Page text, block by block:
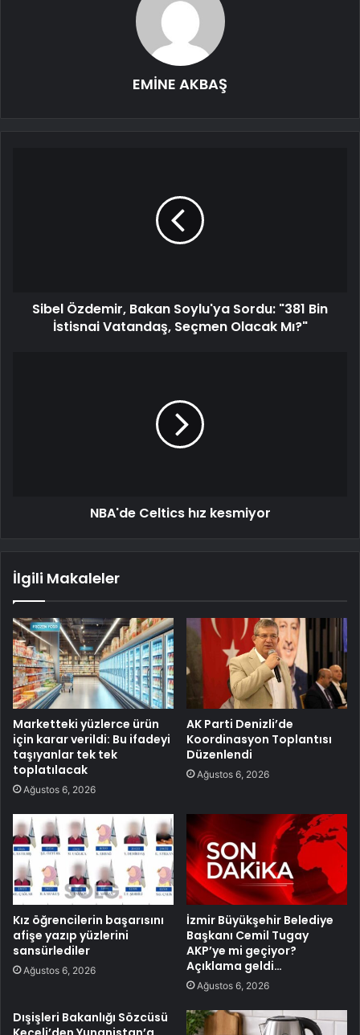
EMİNE AKBAŞ
Sibel Özdemir, Bakan Soylu'ya Sordu: "381 Bin
İstisnai Vatandaş, Seçmen Olacak Mı?"
NBA'de Celtics hız kesmiyor
İlgili Makaleler
Marketteki yüzlerce ürün
için karar verildi: Bu ifadeyi
taşıyanlar tek tek
toplatılacak
Ağustos 6, 2026
AK Parti Denizli’de
Koordinasyon Toplantısı
Düzenlendi
Ağustos 6, 2026
Kız öğrencilerin başarısını
afişe yazıp yüzlerini
sansürlediler
Ağustos 6, 2026
İzmir Büyükşehir Belediye
Başkanı Cemil Tugay
AKP’ye mi geçiyor?
Açıklama geldi…
Ağustos 6, 2026
Dışişleri Bakanlığı Sözcüsü